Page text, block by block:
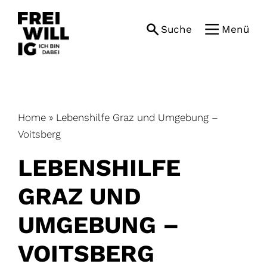
content
Suche Menü
Home » Lebenshilfe Graz und Umgebung –
Voitsberg
LEBENSHILFE
GRAZ UND
UMGEBUNG –
VOITSBERG